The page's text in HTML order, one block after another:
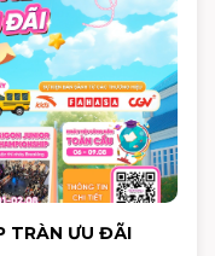
TRÀN ƯU ĐÃI